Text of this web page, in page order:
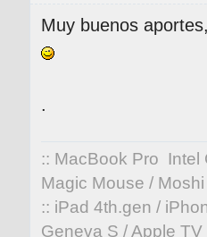
Muy buenos
.
:: MacBook Pro Intel
Magic Mouse /
:: iPad 4th.gen /
Geneva S / Apple